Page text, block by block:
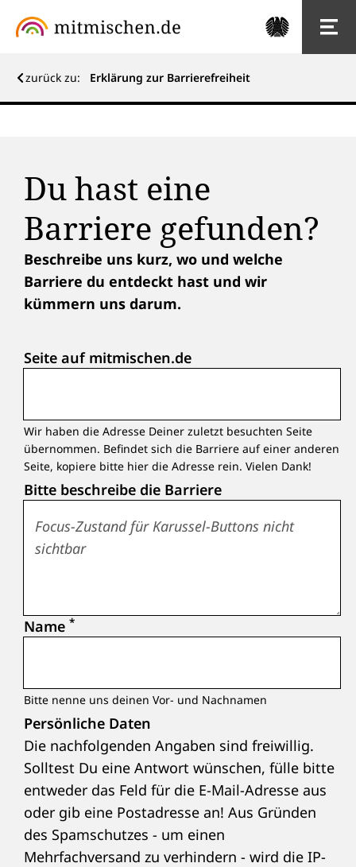
zurück zu: Erklärung zur Barrierefreiheit
Du hast eine
Barriere gefunden?
Beschreibe uns kurz, wo und welche
Barriere du entdeckt hast und wir
kümmern uns darum.
Seite auf mitmischen.de
Wir haben die Adresse Deiner zuletzt besuchten Seite
übernommen. Befindet sich die Barriere auf einer anderen
Seite, kopiere bitte hier die Adresse rein. Vielen Dank!
Bitte beschreibe die Barriere
Name *
Bitte nenne uns deinen Vor- und Nachnamen
Persönliche Daten
Die nachfolgenden Angaben sind freiwillig.
Solltest Du eine Antwort wünschen, fülle bitte
entweder das Feld für die E-Mail-Adresse aus
oder gib eine Postadresse an! Aus Gründen
des Spamschutzes - um einen
Mehrfachversand zu verhindern - wird die IP-